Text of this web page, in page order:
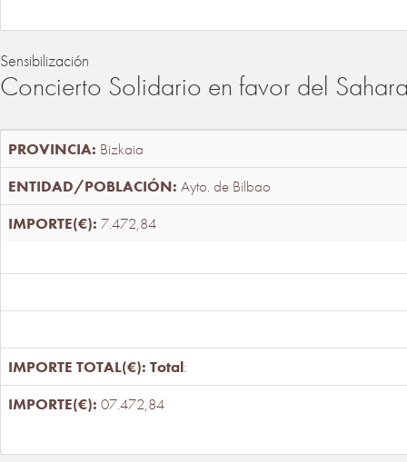
Sensibilización
Concierto Solidario en favor del
Bizkaia
Ayto. de Bilbao
7.472,84
Total:
07.472,84